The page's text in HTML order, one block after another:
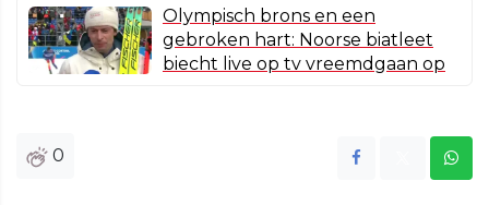
Olympisch brons en een
gebroken hart: Noorse biatleet
biecht live op tv vreemdgaan op
0